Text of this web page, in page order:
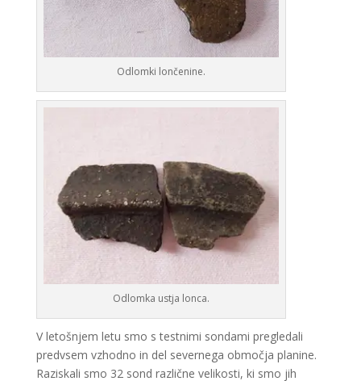
Odlomki lončenine.
Odlomka ustja lonca.
V letošnjem letu smo s testnimi sondami pregledali
predvsem vzhodno in del severnega območja planine.
Raziskali smo 32 sond različne velikosti, ki smo jih